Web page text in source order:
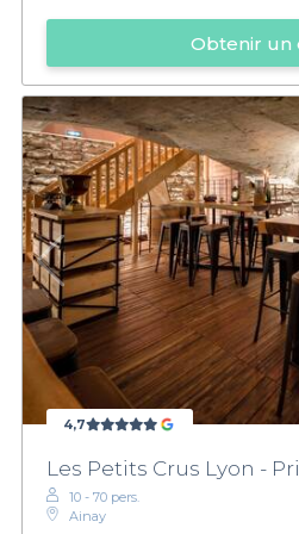
Obtenir un
4,7
Les Petits Crus Lyon -
10 - 70 pers.
Ainay